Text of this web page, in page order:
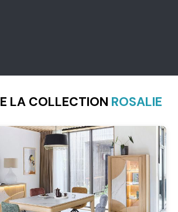
LA COLLECTION ROSALIE